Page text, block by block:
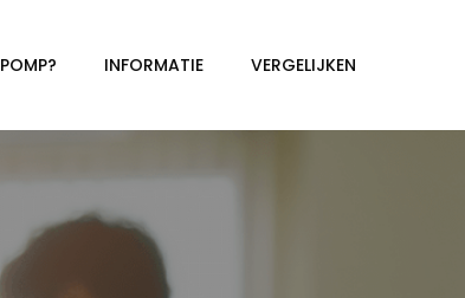
INFORMATIE VERGELIJKEN